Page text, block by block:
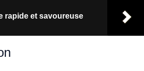
rapide et savoureuse